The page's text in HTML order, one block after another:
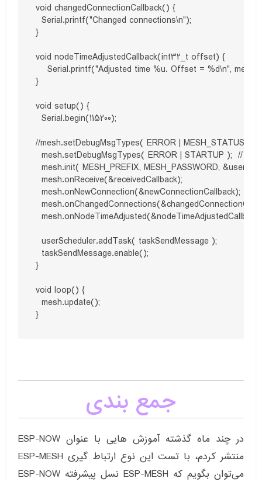
void changedConnectionCallback() {
  Serial.printf("Changed connections\n");
}
void nodeTimeAdjustedCallback(int32_t offset) {
Serial.printf("Adjusted time %u. Offset = %d\n",
}
void setup() {
  Serial.begin(115200);
//mesh.setDebugMsgTypes( ERROR | MESH_STATUS |
  mesh.setDebugMsgTypes( ERROR | STARTUP );  // نوع پیام ارسالی
mesh.init( MESH_PREFIX, MESH_PASSWORD,
  mesh.onReceive(&receivedCallback);
  mesh.onNewConnection(&newConnectionCallback);
  userScheduler.addTask( taskSendMessage );
  taskSendMessage.enable();
}
void loop() {
  mesh.update();
}
جمع بندی
در چند ماه گذشته آموزش هایی با عنوان ESP-NOW
منتشر کردم، با تست این نوع ارتباط گیری ESP-MESH
می‌توان بگویم که ESP-MESH نسل پیشرفته ESP-NOW